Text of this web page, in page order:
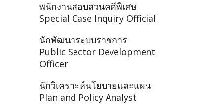
พนักงานสอบสวนคดีพิเศษ
Special Case Inquiry Official
นักพัฒนาระบบราชการ
Public Sector Development
Officer
นักวิเคราะห์นโยบายและแผน
Plan and Policy Analyst